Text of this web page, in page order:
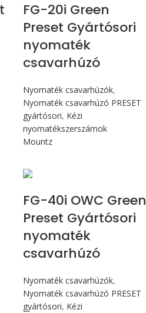
FG-20i Green
Preset Gyártósori
nyomaték
csavarhúzó
Nyomaték csavarhúzók,
Nyomaték csavarhúzó PRESET
gyártósori, Kézi
nyomatékszerszámok
Mountz
FG-40i OWC Green
Preset Gyártósori
nyomaték
csavarhúzó
Nyomaték csavarhúzók,
Nyomaték csavarhúzó PRESET
gyártósori, Kézi